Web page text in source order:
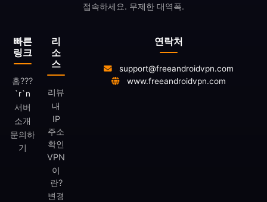
빠른
링크
홈???
`r`n
서버
소개
문의하
기
리
소
스
리뷰
내
IP
주소
확인
VPN
이
란?
변경
접속하세요. 무제한 대역폭.
연락처
support@freeandroidvpn.com
www.freeandroidvpn.com